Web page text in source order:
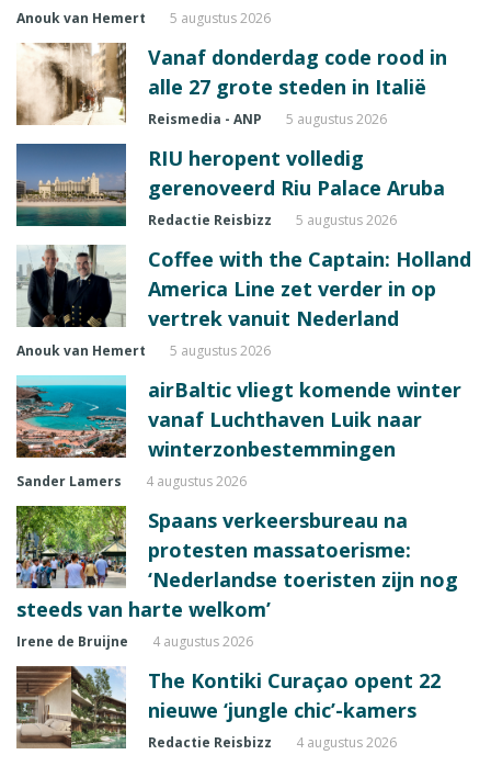
Anouk van Hemert 5 augustus 2026
Vanaf donderdag code rood in
alle 27 grote steden in Italië
Reismedia - ANP 5 augustus 2026
RIU heropent volledig
gerenoveerd Riu Palace Aruba
Redactie Reisbizz 5 augustus 2026
Coffee with the Captain: Holland
America Line zet verder in op
vertrek vanuit Nederland
Anouk van Hemert 5 augustus 2026
airBaltic vliegt komende winter
vanaf Luchthaven Luik naar
winterzonbestemmingen
Sander Lamers 4 augustus 2026
Spaans verkeersbureau na
protesten massatoerisme:
‘Nederlandse toeristen zijn nog
steeds van harte welkom’
Irene de Bruijne 4 augustus 2026
The Kontiki Curaçao opent 22
nieuwe ‘jungle chic’-kamers
Redactie Reisbizz 4 augustus 2026